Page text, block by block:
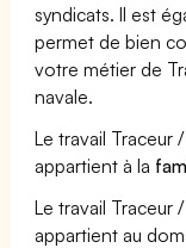
syndicats. Il est
permet de bien
votre métier de
navale.
Le travail Traceur
appartient à la
Le travail Traceur
appartient au